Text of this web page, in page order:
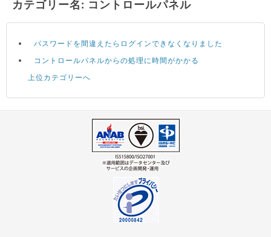
カテゴリー名: コントロールパネル
パスワードを間違えたらログインできなくなりました
コントロールパネルからの処理に時間がかかる
上位カテゴリーへ